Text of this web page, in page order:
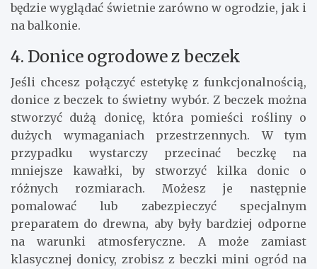
będzie wyglądać świetnie zarówno w ogrodzie, jak i
na balkonie.
4. Donice ogrodowe z beczek
Jeśli chcesz połączyć estetykę z funkcjonalnością,
donice z beczek to świetny wybór. Z beczek można
stworzyć dużą donicę, która pomieści rośliny o
dużych wymaganiach przestrzennych. W tym
przypadku wystarczy przecinać beczkę na
mniejsze kawałki, by stworzyć kilka donic o
różnych rozmiarach. Możesz je następnie
pomalować lub zabezpieczyć specjalnym
preparatem do drewna, aby były bardziej odporne
na warunki atmosferyczne. A może zamiast
klasycznej donicy, zrobisz z beczki mini ogród na